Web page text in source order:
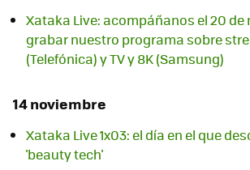
Xataka Live: acompáñanos el 20
grabar nuestro programa sobre
(Telefónica) y TV y 8K (Samsung)
14 noviembre
Xataka Live 1x03: el día en el que
'beauty tech'